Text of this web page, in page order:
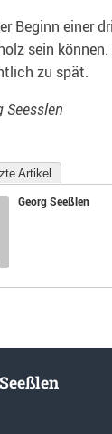
Beginn einer
sein
zu spät.
Seesslen
Artikel
Georg Seeßlen